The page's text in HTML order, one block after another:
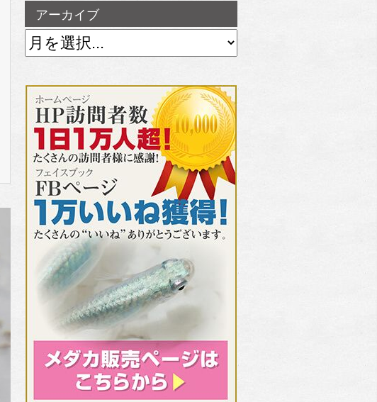
アーカイブ